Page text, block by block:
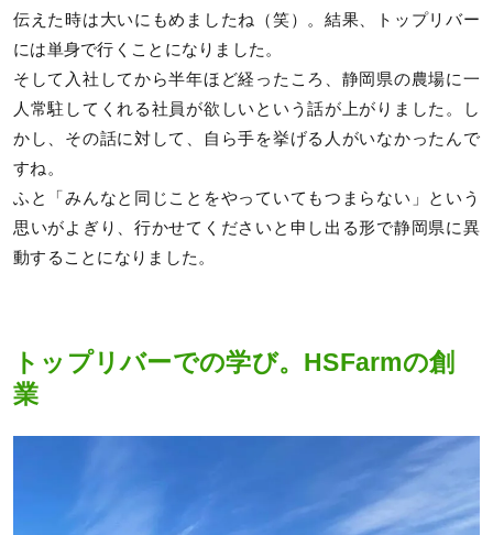
伝えた時は大いにもめましたね（笑）。結果、トップリバー
には単身で行くことになりました。
そして入社してから半年ほど経ったころ、静岡県の農場に一
人常駐してくれる社員が欲しいという話が上がりました。し
かし、その話に対して、自ら手を挙げる人がいなかったんで
すね。
ふと「みんなと同じことをやっていてもつまらない」という
思いがよぎり、行かせてくださいと申し出る形で静岡県に異
動することになりました。
トップリバーでの学び。HSFarmの創
業